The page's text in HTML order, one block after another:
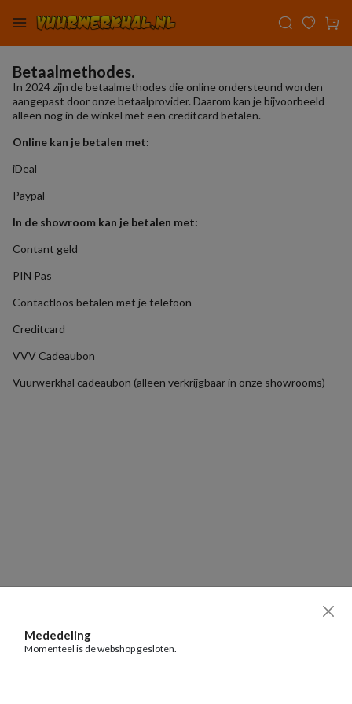
Mededeling
Momenteel is de webshop gesloten.
Betaalmethodes.
In 2024 zijn de betaalmethodes die online ondersteund worden
aangepast door onze betaalprovider. Daarom kan je bijvoorbeeld
alleen nog in de winkel met een creditcard betalen.
Online kan je betalen met:
iDeal
Paypal
In de showroom kan je betalen met:
Contant geld
PIN Pas
Contactloos betalen met je telefoon
Creditcard
VVV Cadeaubon
Vuurwerkhal cadeaubon (alleen verkrijgbaar in onze showrooms)